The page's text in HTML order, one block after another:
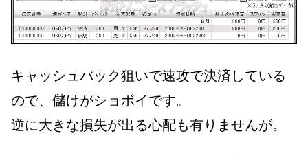
キャッシュバック狙いで速攻で決済している
ので、儲けがショボイです。
逆に大きな損失が出る心配も有りませんが。